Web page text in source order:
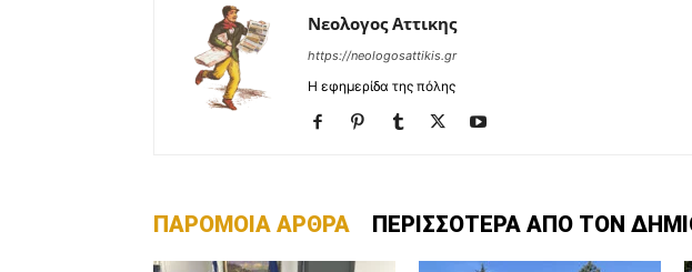
Νεολογος Αττικης
https://neologosattikis.gr
Η εφημερίδα της πόλης
ΠΑΡΟΜΟΙΑ ΑΡΘΡΑ ΠΕΡΙΣΣΟΤΕΡΑ ΑΠΟ ΤΟΝ